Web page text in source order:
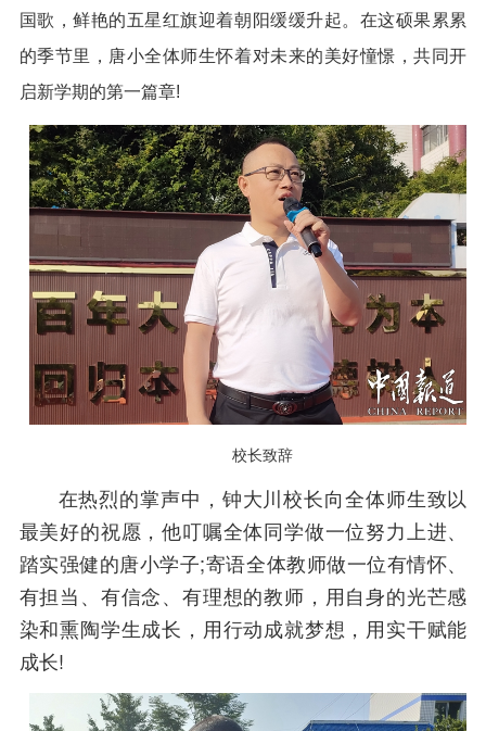
国歌，鲜艳的五星红旗迎着朝阳缓缓升起。在这硕果累累
的季节里，唐小全体师生怀着对未来的美好憧憬，共同开
启新学期的第一篇章!
校长致辞
在热烈的掌声中，钟大川校长向全体师生致以
最美好的祝愿，他叮嘱全体同学做一位努力上进、
踏实强健的唐小学子;寄语全体教师做一位有情怀、
有担当、有信念、有理想的教师，用自身的光芒感
染和熏陶学生成长，用行动成就梦想，用实干赋能
成长!